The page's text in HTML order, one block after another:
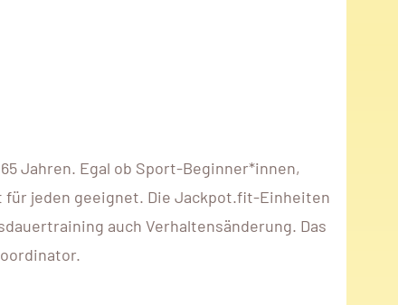
Jahren. Egal ob Sport-Beginner*innen,
jeden geeignet. Die Jackpot.fit-Einheiten
auch Verhaltensänderung. Das